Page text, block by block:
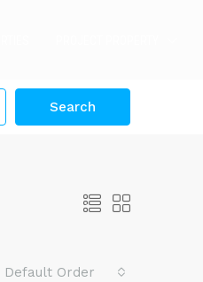
Search
Default Order